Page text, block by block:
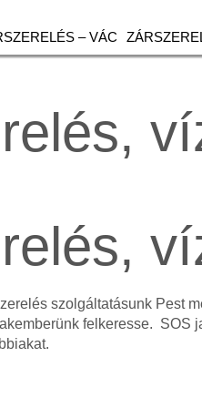
– VÁC
szolgáltatásunk Pest
felkeresse.